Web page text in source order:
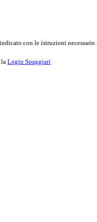
con le istruzioni necessarie.
la Login Spaggiari